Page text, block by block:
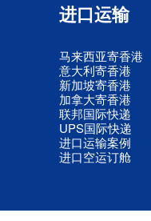
进口运输
马来西亚寄香港
意大利寄香港
新加坡寄香港
加拿大寄香港
联邦国际快递
UPS国际快递
进口运输案例
进口空运订舱